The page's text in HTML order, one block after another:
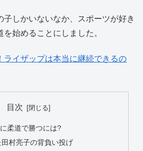
子しかいないなか、スポーツが好き
始めることにしました。
ライザップは本当に継続できるの
目次
柔道で勝つには?
村亮子の背負い投げ